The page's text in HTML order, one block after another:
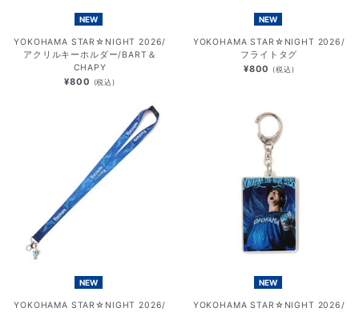
NEW
YOKOHAMA STAR☆NIGHT 2026/
アクリルキーホルダー/BART＆
CHAPY
¥800 (税込)
NEW
YOKOHAMA STAR☆NIGHT 2026/
フライトタグ
¥800 (税込)
NEW
YOKOHAMA STAR☆NIGHT 2026/
NEW
YOKOHAMA STAR☆NIGHT 2026/